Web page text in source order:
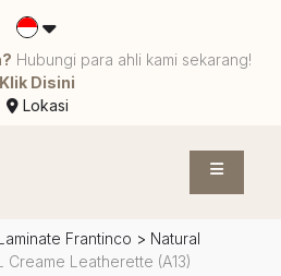
Hubungi para ahli kami sekarang!
Klik Disini
Lokasi
Frantinco > Natural
Creame Leatherette (A13)